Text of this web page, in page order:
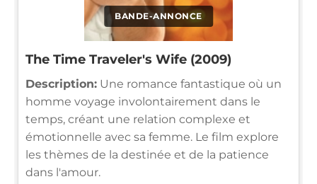
BANDE-ANNONCE
The Time Traveler's Wife (2009)
Description: Une romance fantastique où un
homme voyage involontairement dans le
temps, créant une relation complexe et
émotionnelle avec sa femme. Le film explore
les thèmes de la destinée et de la patience
dans l'amour.